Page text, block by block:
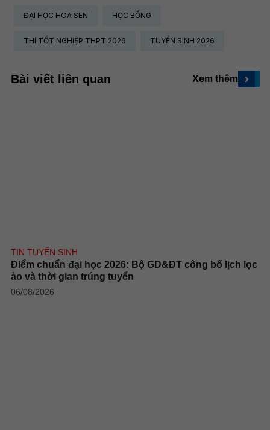
ĐẠI HỌC HOA SEN HỌC BỔNG
THI TỐT NGHIỆP THPT 2026 TUYỂN SINH 2026
Bài viết liên quan Xem thêm ›
TIN TUYỂN SINH
Điểm chuẩn đại học 2026: Bộ GD&ĐT công bố lịch lọc
ảo và thời gian trúng tuyển
06/08/2026